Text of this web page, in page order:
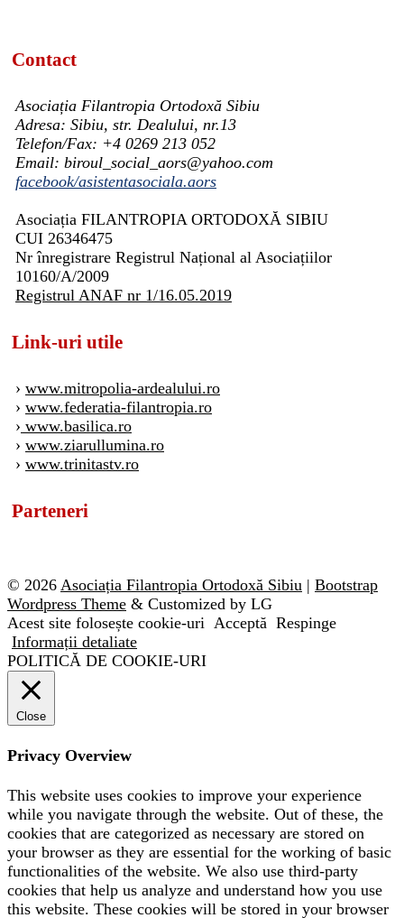
Contact
Asociația Filantropia Ortodoxă Sibiu
Adresa: Sibiu, str. Dealului, nr.13
Telefon/Fax: +4 0269 213 052
Email: biroul_social_aors@yahoo.com
facebook/asistentasociala.aors
Asociația FILANTROPIA ORTODOXĂ SIBIU
CUI 26346475
Nr înregistrare Registrul Național al Asociațiilor
10160/A/2009
Registrul ANAF nr 1/16.05.2019
Link-uri utile
› www.mitropolia-ardealului.ro
› www.federatia-filantropia.ro
› www.basilica.ro
› www.ziarullumina.ro
› www.trinitastv.ro
Parteneri
© 2026 Asociația Filantropia Ortodoxă Sibiu | Bootstrap
Wordpress Theme & Customized by LG
Acest site folosește cookie-uri Acceptă Respinge
Informații detaliate
POLITICĂ DE COOKIE-URI
Close
Privacy Overview
This website uses cookies to improve your experience
while you navigate through the website. Out of these, the
cookies that are categorized as necessary are stored on
your browser as they are essential for the working of basic
functionalities of the website. We also use third-party
cookies that help us analyze and understand how you use
this website. These cookies will be stored in your browser